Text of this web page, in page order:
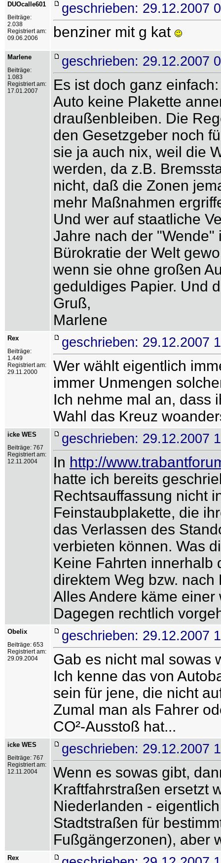
DUOcalle601
Beiträge:
2.038
Registriert am:
09.06.2006
geschrieben: 29.12.2007
benziner mit g kat
Marlene
Beiträge:
1.083
Registriert am:
17.01.2007
geschrieben: 29.12.2007
Es ist doch ganz
Auto keine Plakette
draußenbleiben. Die
den Gesetzgeber noch
sie ja auch nix, weil die
werden, da z.B.
nicht, daß die Zonen
mehr Maßnahmen
Und wer auf staatliche
Jahre nach der "Wende"
Bürokratie der Welt
wenn sie ohne großen
geduldiges Papier. Und
Gruß,
Marlene
Rex
Beiträge:
1.449
Registriert am:
29.11.2000
geschrieben: 29.12.2007
Wer wählt eigentlich
immer Unmengen
Ich nehme mal an, dass
Wahl das Kreuz
icke WES
Beiträge: 767
Registriert am:
12.11.2004
geschrieben: 29.12.2007
In http://
hatte ich bereits
Rechtsauffassung nicht
Feinstaubplakette, die
das Verlassen des
verbieten können. Was
Keine Fahrten innerhalb
direktem Weg bzw.
Alles Andere käme
Dagegen rechtlich
Obelix
Beiträge: 653
Registriert am:
29.09.2004
geschrieben: 29.12.2007
Gab es nicht mal sowas
Ich kenne das von
sein für jene, die nicht
Zumal man als Fahrer
CO²-Ausstoß hat...
icke WES
Beiträge: 767
Registriert am:
12.11.2004
geschrieben: 29.12.2007
Wenn es sowas gibt,
Kraftfahrstraßen ersetzt
Niederlanden -
Stadtstraßen für
Fußgängerzonen), aber
Rex